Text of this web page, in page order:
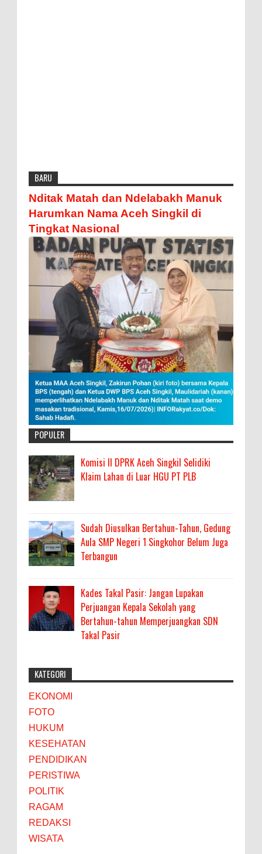
BARU
Nditak Matah dan Ndelabakh Manuk
Harumkan Nama Aceh Singkil di
Tingkat Nasional
POPULER
Komisi II DPRK Aceh Singkil Selidiki
Klaim Lahan di Luar HGU PT PLB
Sudah Diusulkan Bertahun-Tahun, Gedung
Aula SMP Negeri 1 Singkohor Belum Juga
Terbangun
Kades Takal Pasir: Jangan Lupakan
Perjuangan Kepala Sekolah yang
Bertahun-tahun Memperjuangkan SDN
Takal Pasir
KATEGORI
EKONOMI
FOTO
HUKUM
KESEHATAN
PENDIDIKAN
PERISTIWA
POLITIK
RAGAM
REDAKSI
WISATA